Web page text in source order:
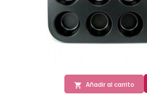
 Añadir al carrito